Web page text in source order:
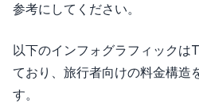
参考にしてください。
以下のインフォグラフィックは
ており、旅行者向けの料金構造
す。